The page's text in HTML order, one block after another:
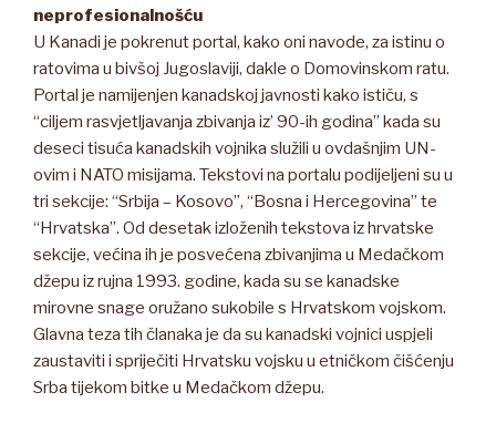
neprofesionalnošću
U Kanadi je pokrenut portal, kako oni navode, za istinu o
ratovima u bivšoj Jugoslaviji, dakle o Domovinskom ratu.
Portal je namijenjen kanadskoj javnosti kako ističu, s
“ciljem rasvjetljavanja zbivanja iz’ 90-ih godina” kada su
deseci tisuća kanadskih vojnika služili u ovdašnjim UN-
ovim i NATO misijama. Tekstovi na portalu podijeljeni su u
tri sekcije: “Srbija – Kosovo”, “Bosna i Hercegovina” te
“Hrvatska”. Od desetak izloženih tekstova iz hrvatske
sekcije, većina ih je posvećena zbivanjima u Medačkom
džepu iz rujna 1993. godine, kada su se kanadske
mirovne snage oružano sukobile s Hrvatskom vojskom.
Glavna teza tih članaka je da su kanadski vojnici uspjeli
zaustaviti i spriječiti Hrvatsku vojsku u etničkom čišćenju
Srba tijekom bitke u Medačkom džepu.